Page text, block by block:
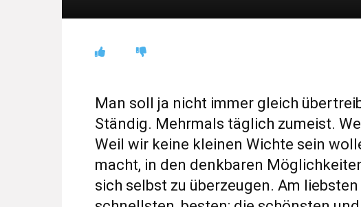
Man soll ja nicht immer gleich
Ständig. Mehrmals täglich zumeist.
Weil wir keine kleinen Wichte sein
macht, in den denkbaren
sich selbst zu überzeugen. Am